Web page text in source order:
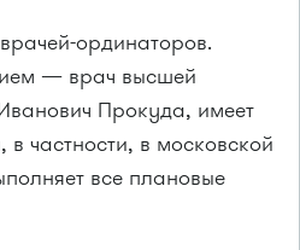
ординаторов.
— врач высшей
Прокуда, имеет
частности, в московской
все плановые